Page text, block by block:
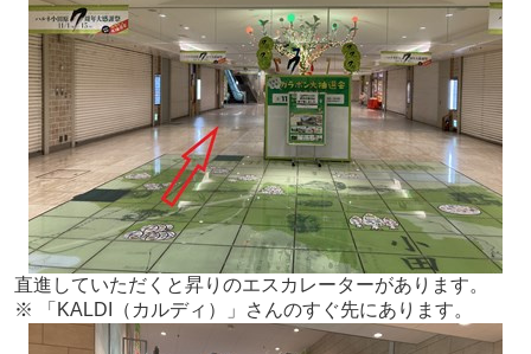
直進していただくと昇りのエスカレーターがあります。
※ 「KALDI（カルディ）」さんのすぐ先にあります。